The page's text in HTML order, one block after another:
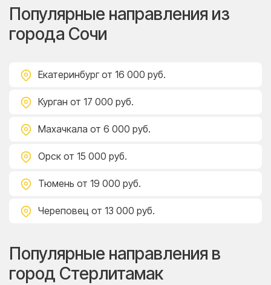
Популярные направления из
города Сочи
Екатеринбург от 16 000 руб.
Курган от 17 000 руб.
Махачкала от 6 000 руб.
Орск от 15 000 руб.
Тюмень от 19 000 руб.
Череповец от 13 000 руб.
Популярные направления в
город Стерлитамак